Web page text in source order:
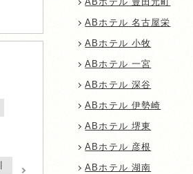
ABホテル 名古屋栄
ABホテル 小牧
ABホテル 一宮
ABホテル 深谷
ABホテル 伊勢崎
ABホテル 堺東
ABホテル 彦根
ABホテル 湖南